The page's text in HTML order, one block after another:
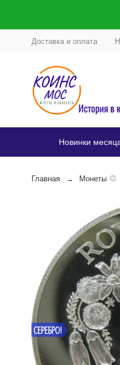
Доставка и оплата
Новинки
Главная Монеты
СЕРЕБРО!